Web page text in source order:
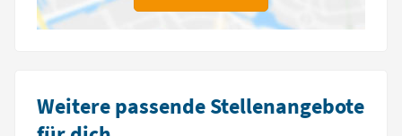
Weitere passende Stellenangebote